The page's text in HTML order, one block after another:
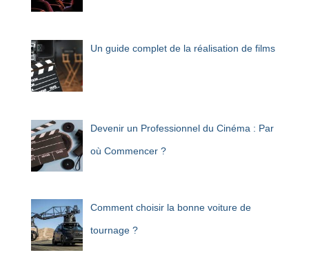
Un guide complet de la réalisation de films
Devenir un Professionnel du Cinéma : Par
où Commencer ?
Comment choisir la bonne voiture de
tournage ?